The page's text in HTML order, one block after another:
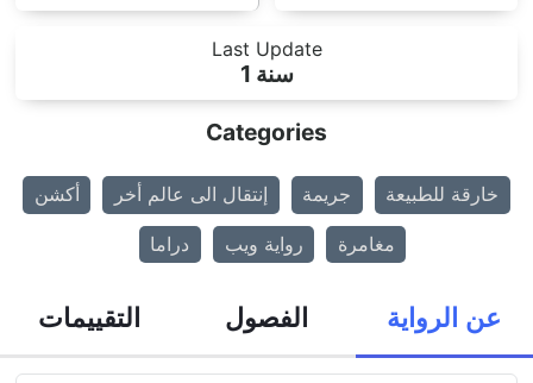
Last Update
1 سنة
Categories
أكشن إنتقال الى عالم أخر جريمة خارقة للطبيعة
دراما رواية ويب مغامرة
عن الرواية الفصول التقييمات